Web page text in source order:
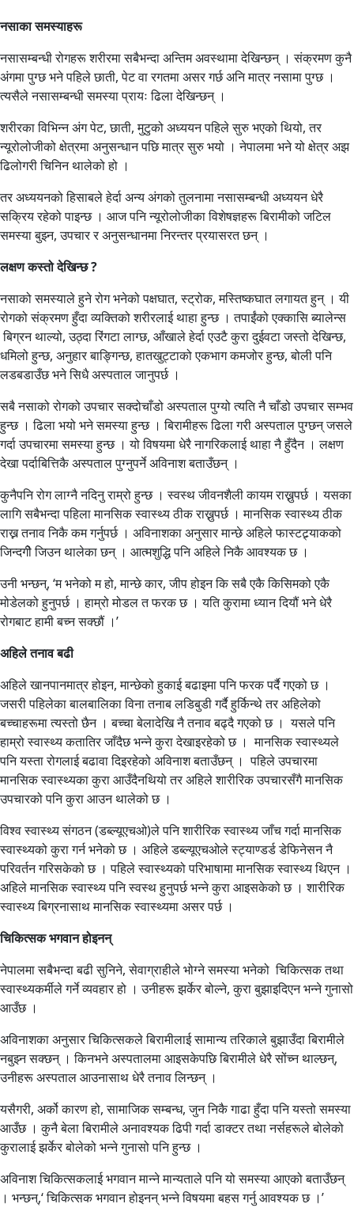
नसाका समस्याहरू
नसासम्बन्धी रोगहरू शरीरमा सबैभन्दा अन्तिम अवस्थामा देखिन्छन् । संक्रमण कुनै
अंगमा पुग्छ भने पहिले छाती, पेट वा रगतमा असर गर्छ अनि मात्र नसामा पुग्छ ।
त्यसैले नसासम्बन्धी समस्या प्रायः ढिला देखिन्छन् ।
शरीरका विभिन्न अंग पेट, छाती, मुटुको अध्ययन पहिले सुरु भएको थियो, तर
न्यूरोलोजीको क्षेत्रमा अनुसन्धान पछि मात्र सुरु भयो । नेपालमा भने यो क्षेत्र अझ
ढिलोगरी चिनिन थालेको हो ।
तर अध्ययनको हिसाबले हेर्दा अन्य अंगको तुलनामा नसासम्बन्धी अध्ययन धेरै
सक्रिय रहेको पाइन्छ । आज पनि न्यूरोलोजीका विशेषज्ञहरू बिरामीको जटिल
समस्या बुझ्न, उपचार र अनुसन्धानमा निरन्तर प्रयासरत छन् ।
लक्षण कस्तो देखिन्छ ?
नसाको समस्याले हुने रोग भनेको पक्षघात, स्ट्रोक, मस्तिष्कघात लगायत हुन् । यी
रोगको संक्रमण हुँदा व्यक्तिको शरीरलाई थाहा हुन्छ । तपाईंको एक्कासि ब्यालेन्स
बिग्रन थाल्यो, उठ्दा रिंगटा लाग्छ, आँखाले हेर्दा एउटै कुरा दुईवटा जस्तो देखिन्छ,
धमिलो हुन्छ, अनुहार बाङ्गिन्छ, हातखुट्टाको एकभाग कमजोर हुन्छ, बोली पनि
लडबडाउँछ भने सिधै अस्पताल जानुपर्छ ।
सबै नसाको रोगको उपचार सक्दोचाँडो अस्पताल पुग्यो त्यति नै चाँडो उपचार सम्भव
हुन्छ । ढिला भयो भने समस्या हुन्छ । बिरामीहरू ढिला गरी अस्पताल पुग्छन् जसले
गर्दा उपचारमा समस्या हुन्छ । यो विषयमा धेरै नागरिकलाई थाहा नै हुँदैन । लक्षण
देखा पर्दाबित्तिकै अस्पताल पुग्नुपर्ने अविनाश बताउँछन् ।
कुनैपनि रोग लाग्नै नदिनु राम्रो हुन्छ । स्वस्थ जीवनशैली कायम राख्नुपर्छ । यसका
लागि सबैभन्दा पहिला मानसिक स्वास्थ्य ठीक राख्नुपर्छ । मानसिक स्वास्थ्य ठीक
राख्न तनाव निकै कम गर्नुपर्छ । अविनाशका अनुसार मान्छे अहिले फास्टट्र्याकको
जिन्दगीे जिउन थालेका छन् । आत्मशुद्धि पनि अहिले निकै आवश्यक छ ।
उनी भन्छन्, ‘म भनेको म हो, मान्छे कार, जीप होइन कि सबै एकै किसिमको एकै
मोडेलको हुनुपर्छ । हाम्रो मोडल त फरक छ । यति कुरामा ध्यान दियौं भने धेरै
रोगबाट हामी बच्न सक्छौं ।’
अहिले तनाव बढी
अहिले खानपानमात्र होइन, मान्छेको हुकाई बढाइमा पनि फरक पर्दै गएको छ ।
जसरी पहिलेका बालबालिका विना तनाब लडिबुडी गर्दै हुर्किन्थे तर अहिलेको
बच्चाहरूमा त्यस्तो छैन । बच्चा बेलादेखि नै तनाव बढ्दै गएको छ । यसले पनि
हाम्रो स्वास्थ्य कतातिर जाँदैछ भन्ने कुरा देखाइरहेको छ । मानसिक स्वास्थ्यले
पनि यस्ता रोगलाई बढावा दिइरहेको अविनाश बताउँछन् । पहिले उपचारमा
मानसिक स्वास्थ्यका कुरा आउँदैनथियो तर अहिले शारीरिक उपचारसँगै मानसिक
उपचारको पनि कुरा आउन थालेको छ ।
विश्व स्वास्थ्य संगठन (डब्ल्यूएचओ)ले पनि शारीरिक स्वास्थ्य जाँच गर्दा मानसिक
स्वास्थ्यको कुरा गर्न भनेको छ । अहिले डब्ल्यूएचओले स्ट्याण्डर्ड डेफिनेसन नै
परिवर्तन गरिसकेको छ । पहिले स्वास्थ्यको परिभाषामा मानसिक स्वास्थ्य थिएन ।
अहिले मानसिक स्वास्थ्य पनि स्वस्थ हुनुपर्छ भन्ने कुरा आइसकेको छ । शारीरिक
स्वास्थ्य बिग्रनासाथ मानसिक स्वास्थ्यमा असर पर्छ ।
चिकित्सक भगवान होइनन्
नेपालमा सबैभन्दा बढी सुनिने, सेवाग्राहीले भोग्ने समस्या भनेको चिकित्सक तथा
स्वास्थ्यकर्मीले गर्ने व्यवहार हो । उनीहरू झर्केर बोल्ने, कुरा बुझाइदिएन भन्ने गुनासो
आउँछ ।
अविनाशका अनुसार चिकित्सकले बिरामीलाई सामान्य तरिकाले बुझाउँदा बिरामीले
नबुझ्न सक्छन् । किनभने अस्पतालमा आइसकेपछि बिरामीले धेरै सोंच्न थाल्छन्,
उनीहरू अस्पताल आउनासाथ धेरै तनाव लिन्छन् ।
यसैगरी, अर्को कारण हो, सामाजिक सम्बन्ध, जुन निकै गाढा हुँदा पनि यस्तो समस्या
आउँछ । कुनै बेला बिरामीले अनावश्यक ढिपी गर्दा डाक्टर तथा नर्सहरूले बोलेको
कुरालाई झर्केर बोलेको भन्ने गुनासो पनि हुन्छ ।
अविनाश चिकित्सकलाई भगवान मान्ने मान्यताले पनि यो समस्या आएको बताउँछन्
। भन्छन्,‘ चिकित्सक भगवान होइनन् भन्ने विषयमा बहस गर्नु आवश्यक छ ।’